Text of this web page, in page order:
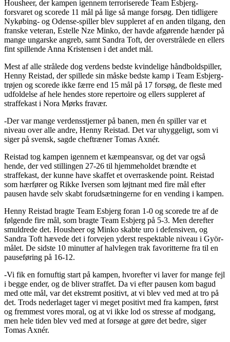
Housheer, der kampen igennem terroriserede Team Esbjerg-
forsvaret og scorede 11 mål på lige så mange forsøg. Den tidligere
Nykøbing- og Odense-spiller blev suppleret af en anden tilgang, den
franske veteran, Estelle Nze Minko, der havde afgørende hænder på
mange ungarske angreb, samt Sandra Toft, der overstrålede en ellers
fint spillende Anna Kristensen i det andet mål.
Mest af alle strålede dog verdens bedste kvindelige håndboldspiller,
Henny Reistad, der spillede sin måske bedste kamp i Team Esbjerg-
trøjen og scorede ikke færre end 15 mål på 17 forsøg, de fleste med
udfoldelse af hele hendes store repertoire og ellers suppleret af
straffekast i Nora Mørks fravær.
-Der var mange verdensstjerner på banen, men én spiller var et
niveau over alle andre, Henny Reistad. Det var uhyggeligt, som vi
siger på svensk, sagde cheftræner Tomas Axnér.
Reistad tog kampen igennem et kæmpeansvar, og det var også
hende, der ved stillingen 27-26 til hjemmeholdet brændte et
straffekast, der kunne have skaffet et overraskende point. Reistad
som hærfører og Rikke Iversen som løjtnant med fire mål efter
pausen havde selv skabt forudsætningerne for en vending i kampen.
Henny Reistad bragte Team Esbjerg foran 1-0 og scorede tre af de
følgende fire mål, som bragte Team Esbjerg på 5-3. Men derefter
smuldrede det. Housheer og Minko skabte uro i defensiven, og
Sandra Toft hævede det i forvejen yderst respektable niveau i Györ-
målet. De sidste 10 minutter af halvlegen trak favoritterne fra til en
pauseføring på 16-12.
-Vi fik en fornuftig start på kampen, hvorefter vi laver for mange fejl
i begge ender, og de bliver straffet. Da vi efter pausen kom bagud
med otte mål, var det ekstremt positivt, at vi blev ved med at tro på
det. Trods nederlaget tager vi meget positivt med fra kampen, først
og fremmest vores moral, og at vi ikke lod os stresse af modgang,
men hele tiden blev ved med at forsøge at gøre det bedre, siger
Tomas Axnér.